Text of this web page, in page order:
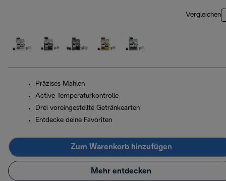
Vergleichen
Präzises Mahlen
Active Temperaturkontrolle
Drei voreingestellte Getränkearten
Entdecke deine Favoriten
Zum Warenkorb hinzufügen
Mehr entdecken